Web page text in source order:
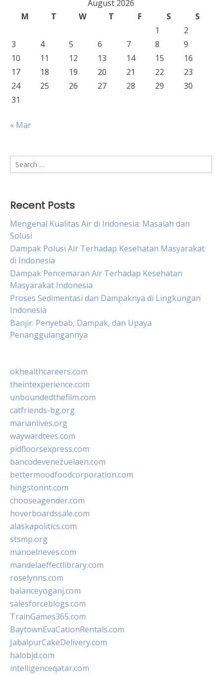
August 2026
M
T W T F S
S
1
2
3
4 5 6 7 8
9
10
11 12 13 14 15
16
17
18 19 20 21 22
23
24
25 26 27 28 29
30
31
« Mar
Search
for:
Recent Posts
Mengenal Kualitas Air di Indonesia: Masalah dan
Solusi
Dampak Polusi Air Terhadap Kesehatan Masyarakat
di Indonesia
Dampak Pencemaran Air Terhadap Kesehatan
Masyarakat Indonesia
Proses Sedimentasi dan Dampaknya di Lingkungan
Indonesia
Banjir: Penyebab, Dampak, dan Upaya
Penanggulangannya
okhealthcareers.com
theintexperience.com
unboundedthefilm.com
catfriends-bg.org
marianlives.org
waywardtees.com
pidfloorsexpress.com
bancodevenezuelaen.com
bettermoodfoodcorporation.com
hingstonnt.com
chooseagender.com
hoverboardssale.com
alaskapolitics.com
stsmp.org
manoelneves.com
mandelaeffectlibrary.com
roselynns.com
balanceyoganj.com
salesforceblogs.com
TrainGames365.com
BaytownEvaCationRentals.com
JabalpurCakeDelivery.com
halobjd.com
intelligenceqatar.com